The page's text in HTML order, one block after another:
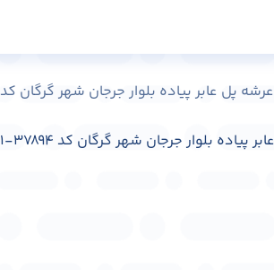
عرشه پل عابر پیاده بلوار جرجان شهر گرگان کد AA-C0801-37894